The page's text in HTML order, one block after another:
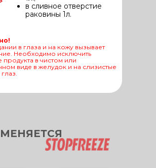
в сливное отверстие
раковины 1л.
в глаза и на кожу вызывает
Необходимо исключить
продукта в чистом или
виде в желудок и на слизистые